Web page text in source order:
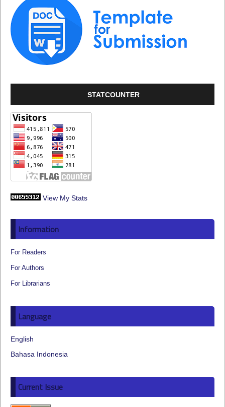
STATCOUNTER
View My Stats
Information
For Readers
For Authors
For Librarians
Language
English
Bahasa Indonesia
Current Issue